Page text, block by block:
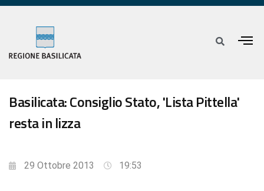
Basilicata: Consiglio Stato, 'Lista Pittella'
resta in lizza
29 Ottobre 2013 19:53